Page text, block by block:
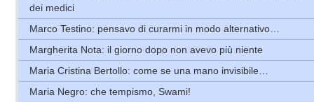
dei medici
Marco Testino: pensavo di curarmi in modo alternativo…
Margherita Nota: il giorno dopo non avevo più niente
Maria Cristina Bertollo: come se una mano invisibile…
Maria Negro: che tempismo, Swami!